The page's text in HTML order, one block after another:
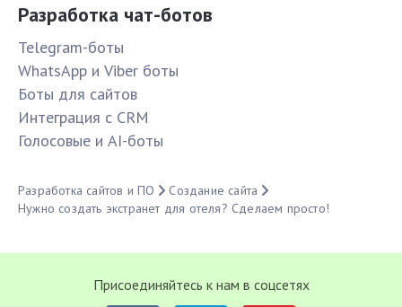
Разработка чат-ботов
Telegram-боты
WhatsApp и Viber боты
Боты для сайтов
Интеграция с CRM
Голосовые и AI-боты
Разработка сайтов и ПО
Создание сайта
Нужно создать экстранет для отеля? Сделаем просто!
Присоединяйтесь к нам в соцсетях